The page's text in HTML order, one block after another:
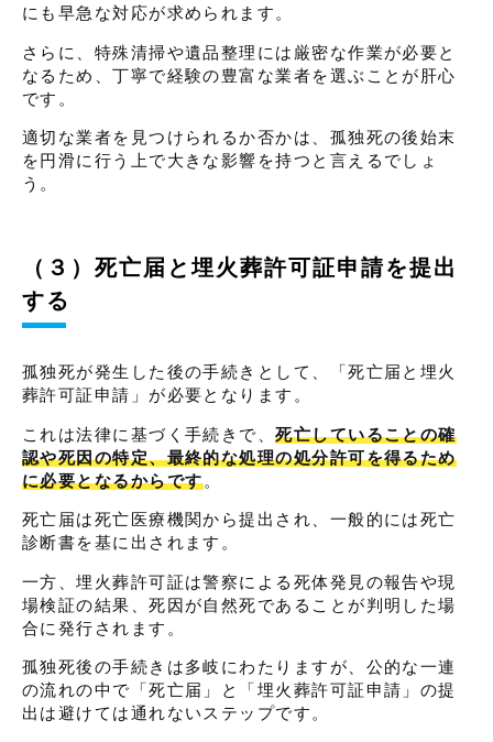
にも早急な対応が求められます。
さらに、特殊清掃や遺品整理には厳密な作業が必要と
なるため、丁寧で経験の豊富な業者を選ぶことが肝心
です。
適切な業者を見つけられるか否かは、孤独死の後始末
を円滑に行う上で大きな影響を持つと言えるでしょ
う。
（３）死亡届と埋火葬許可証申請を提出
する
孤独死が発生した後の手続きとして、「死亡届と埋火
葬許可証申請」が必要となります。
これは法律に基づく手続きで、死亡していることの確
認や死因の特定、最終的な処理の処分許可を得るため
に必要となるからです。
死亡届は死亡医療機関から提出され、一般的には死亡
診断書を基に出されます。
一方、埋火葬許可証は警察による死体発見の報告や現
場検証の結果、死因が自然死であることが判明した場
合に発行されます。
孤独死後の手続きは多岐にわたりますが、公的な一連
の流れの中で「死亡届」と「埋火葬許可証申請」の提
出は避けては通れないステップです。